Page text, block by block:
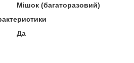
Мішок (багаторазовий)
Да